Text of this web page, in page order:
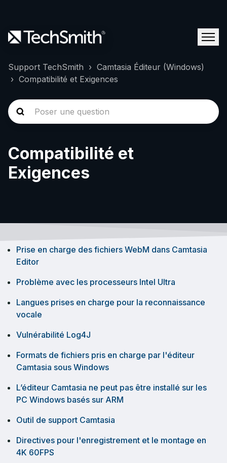
Support TechSmith
Camtasia Éditeur (Windows)
Compatibilité et Exigences
Compatibilité et
Exigences
Prise en charge des fichiers WebM dans Camtasia
Editor
Problème avec les processeurs Intel Ultra
Langues prises en charge pour la reconnaissance
vocale
Vulnérabilité Log4J
Formats de fichiers pris en charge par l'éditeur
Camtasia sous Windows
L’éditeur Camtasia ne peut pas être installé sur les
PC Windows basés sur ARM
Outil de support Camtasia
Directives pour l'enregistrement et le montage en
4K 60FPS